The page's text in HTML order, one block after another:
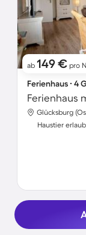
ab 149 € pro
Ferienhaus ∙ 4
Glücksburg
Haustier